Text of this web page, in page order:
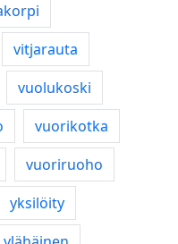
vitjarauta
vuolukoski
vuorikotka
vuoriruoho
yksilöity